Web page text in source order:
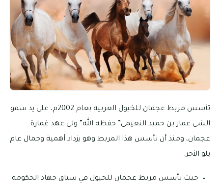
تأسس مربط عجمان للخيول العربية بعام 2002م، على يد سمو
الشي عمار بن حميد النعيمي” حفظه الله” ولي عهد غمارة
عجمان، ومنذ أن تأسس هذا المربط وهو يزداد أهمية وجمال عام
يلو الأخر.
حيث تأسس مربط عجمان للخيول في سياق جهاد الحكومة